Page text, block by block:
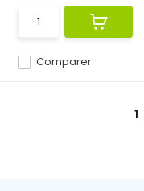
Comparer
1